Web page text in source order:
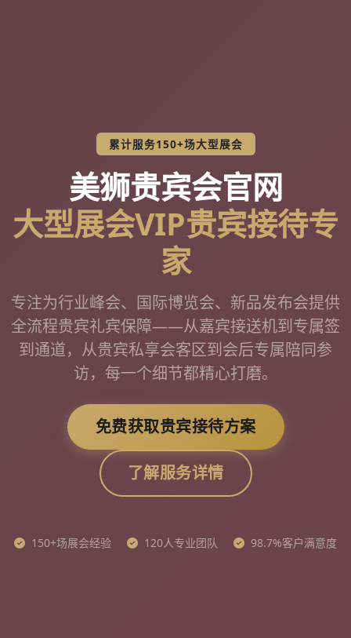
累计服务150+场大型展会
美狮贵宾会官网
大型展会VIP贵宾接待专
家
专注为行业峰会、国际博览会、新品发布会提供
全流程贵宾礼宾保障——从嘉宾接送机到专属签
到通道，从贵宾私享会客区到会后专属陪同参
访，每一个细节都精心打磨。
免费获取贵宾接待方案
了解服务详情
150+场展会经验 120人专业团队 98.7%客户满意度